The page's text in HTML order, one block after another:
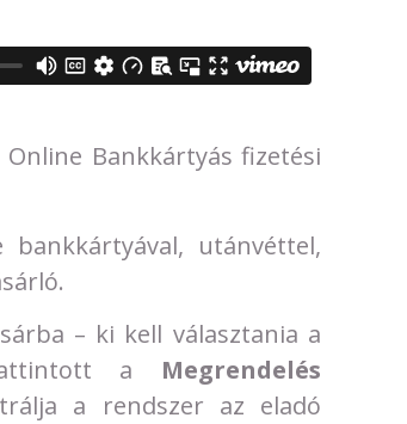
Bankkártyás fizetési
utánvéttel,
– ki kell választania a
a Megrendelés
a rendszer az eladó